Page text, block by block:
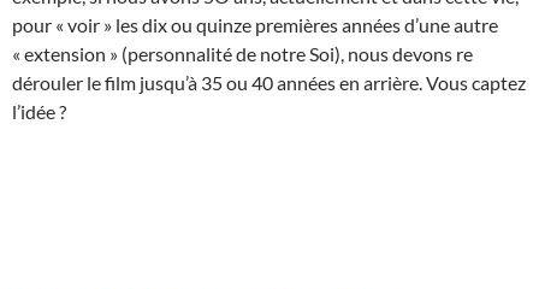
pour « voir » les dix ou quinze premières années d’une autre
« extension » (personnalité de notre Soi), nous devons re
dérouler le film jusqu’à 35 ou 40 années en arrière. Vous captez
l’idée ?